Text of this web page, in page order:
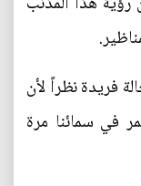
فريدة نظراً لأن
71 سنة ولن يمر في سمائنا مرة